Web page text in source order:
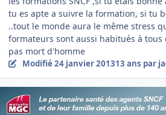
tu es apte a suivre la formation, si tu
..tout le monde aura le même stress
formateurs sont aussi habitués à tous
pas mort d'homme
Modifié24 janvier 201313 ans par